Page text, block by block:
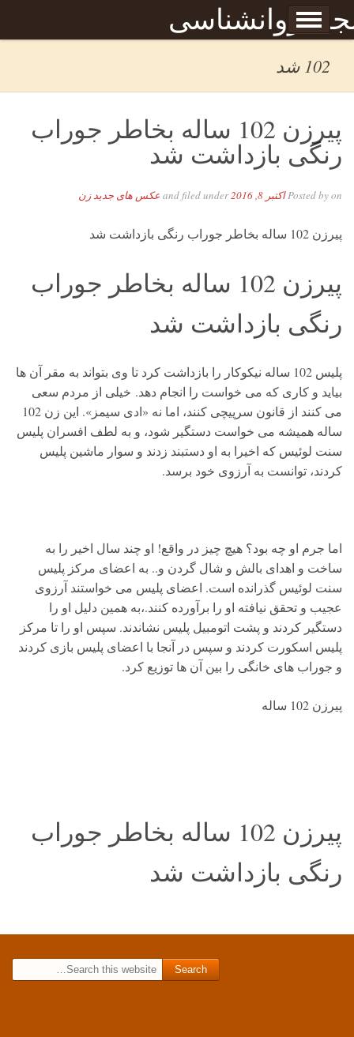
روانشناسی
Skip to content
برگه نمونه
102 شد
پیرزن 102 ساله بخاطر جوراب
رنگی بازداشت شد
Posted byon اکتبر 8, 2016 and filed under عکس های جدید زن
پیرزن 102 ساله بخاطر جوراب رنگی بازداشت شد
پیرزن 102 ساله بخاطر جوراب
رنگی بازداشت شد
پلیس 102 ساله نیکوکار را بازداشت کرد تا وی بتواند به مقر آن ها
بیاید و کاری که می خواست را انجام دهد. خیلی از مردم سعی
می کنند از قانون سرپیچی کنند، اما نه «ادی سیمز». این زن 102
ساله همیشه می خواست دستگیر شود، و به لطف افسران پلیس
سنت لوئیس که اخیرا به او دستبند زدند و سوار ماشین پلیس
کردند، توانست به آرزوی خود برسد.
اما جرم او چه بود؟ هیچ چیز در واقع! او چند سال اخیر را به
ساخت و اهدای بالش و شال گردن و.. به اعضای مرکز پلیس
سنت لوئیس گذرانده است. اعضای پلیس می خواستند آرزوی
عجیب و تحقق نیافته او را برآورده کنند.،به همین دلیل او را
دستگیر کردند و پشت اتومبیل پلیس نشاندند. سپس او را تا مرکز
پلیس اسکورت کردند و سپس در آنجا با اعضای پلیس بازی کردند
و جوراب های خانگی را بین آن ها توزیع کرد.
پیرزن 102 ساله
پیرزن 102 ساله بخاطر جوراب
رنگی بازداشت شد